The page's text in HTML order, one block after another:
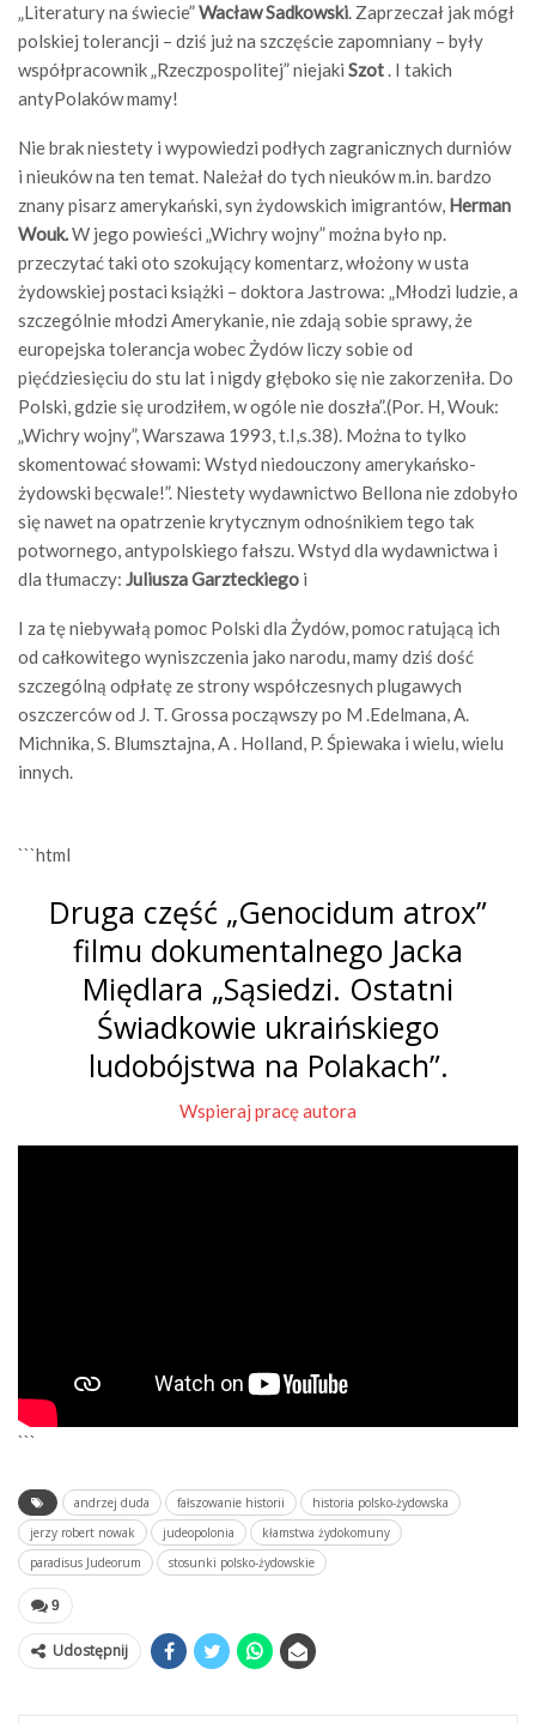
„Literatury na świecie”Wacław Sadkowski. Zaprzeczał jak mógł
polskiej tolerancji – dziś już na szczęście zapomniany – były
współpracownik „Rzeczpospolitej” niejaki Szot. I takich
antyPolaków mamy!
Nie brak niestety i wypowiedzi podłych zagranicznych durniów
i nieuków na ten temat. Należał do tych nieuków m.in. bardzo
znany pisarz amerykański, syn żydowskich imigrantów, Herman
Wouk.W jego powieści „Wichry wojny” można było np.
przeczytać taki oto szokujący komentarz, włożony w usta
żydowskiej postaci książki – doktora Jastrowa: „Młodzi ludzie, a
szczególnie młodzi Amerykanie, nie zdają sobie sprawy, że
europejska tolerancja wobec Żydów liczy sobie od
pięćdziesięciu do stu lat i nigdy głęboko się nie zakorzeniła. Do
Polski, gdzie się urodziłem, w ogóle nie doszła”.(Por. H, Wouk:
„Wichry wojny”, Warszawa 1993, t.I,s.38). Można to tylko
skomentować słowami: Wstyd niedouczony amerykańsko-
żydowski bęcwale!”. Niestety wydawnictwo Bellona nie zdobyło
się nawet na opatrzenie krytycznym odnośnikiem tego tak
potwornego, antypolskiego fałszu. Wstyd dla wydawnictwa i
dla tłumaczy: Juliusza Garzteckiego i
I za tę niebywałą pomoc Polski dla Żydów, pomoc ratującą ich
od całkowitego wyniszczenia jako narodu, mamy dziś dość
szczególną odpłatę ze strony współczesnych plugawych
oszczerców od J. T. Grossa począwszy po M .Edelmana, A.
Michnika, S. Blumsztajna, A . Holland, P. Śpiewaka i wielu, wielu
innych.
```html
Druga część „Genocidum atrox”
filmu dokumentalnego Jacka
Międlara „Sąsiedzi. Ostatni
Świadkowie ukraińskiego
ludobójstwa na Polakach”.
Wspieraj pracę autora
```
andrzej duda fałszowanie historii
historia polsko-żydowska
jerzy robert nowak
judeopolonia
kłamstwa żydokomuny
paradisus Judeorum
stosunki polsko-żydowskie
9
Udostępnij